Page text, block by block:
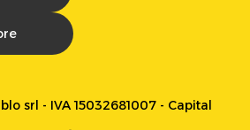
srl - IVA 15032681007 - Capital